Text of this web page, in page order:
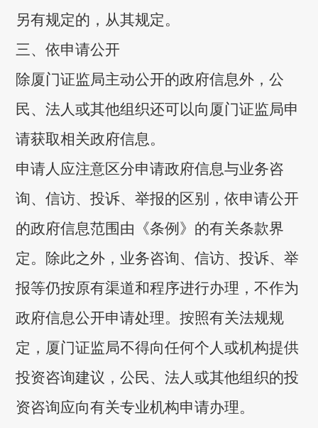
另有规定的，从其规定。
三、依申请公开
除厦门证监局主动公开的政府信息外，公
民、法人或其他组织还可以向厦门证监局申
请获取相关政府信息。
申请人应注意区分申请政府信息与业务咨
询、信访、投诉、举报的区别，依申请公开
的政府信息范围由《条例》的有关条款界
定。除此之外，业务咨询、信访、投诉、举
报等仍按原有渠道和程序进行办理，不作为
政府信息公开申请处理。按照有关法规规
定，厦门证监局不得向任何个人或机构提供
投资咨询建议，公民、法人或其他组织的投
资咨询应向有关专业机构申请办理。